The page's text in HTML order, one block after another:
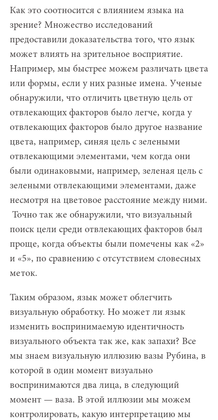
Как это соотносится с влиянием языка на
зрение? Множество исследований
предоставили доказательства того, что язык
может влиять на зрительное восприятие.
Например, мы быстрее можем различать цвета
или формы, если у них разные имена. Ученые
обнаружили, что отличить цветную цель от
отвлекающих факторов было легче, когда у
отвлекающих факторов было другое название
цвета, например, синяя цель с зелеными
отвлекающими элементами, чем когда они
были одинаковыми, например, зеленая цель с
зелеными отвлекающими элементами, даже
несмотря на цветовое расстояние между ними.
Точно так же обнаружили, что визуальный
поиск цели среди отвлекающих факторов был
проще, когда объекты были помечены как «2»
и «5», по сравнению с отсутствием словесных
меток.
Таким образом, язык может облегчить
визуальную обработку. Но может ли язык
изменить воспринимаемую идентичность
визуального объекта так же, как запахи? Все
мы знаем визуальную иллюзию вазы Рубина, в
которой в один момент визуально
воспринимаются два лица, в следующий
момент — ваза. В этой иллюзии мы можем
контролировать, какую интерпретацию мы